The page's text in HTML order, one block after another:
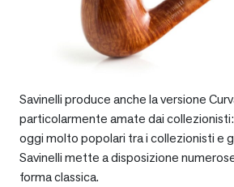
Savinelli produce anche la versione
particolarmente amate dai
oggi molto popolari tra i collezionisti e
Savinelli mette a disposizione
forma classica.